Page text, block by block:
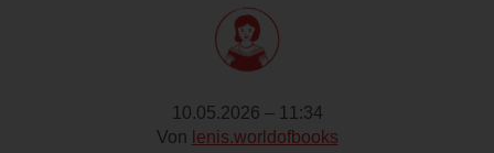
10.05.2026 – 11:34
Von lenis.worldofbooks